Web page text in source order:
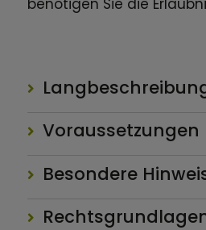
benötigen Sie die
Voraussetzungen
Besondere